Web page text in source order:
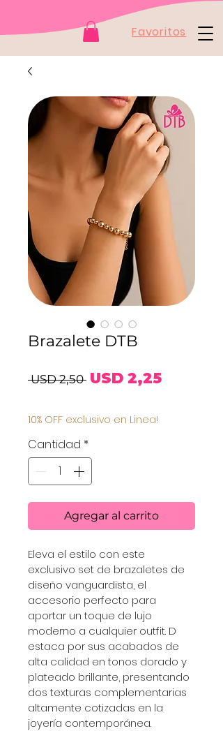
Favoritos
Brazalete DTB
USD 2,50 Precio
USD 2,25
10% OFF exclusivo en Linea!
Cantidad *
Agregar al carrito
Eleva el estilo con este
exclusivo set de brazaletes de
diseño vanguardista, el
accesorio perfecto para
aportar un toque de lujo
moderno a cualquier outfit. D
estaca por sus acabados de
alta calidad en tonos dorado y
plateado brillante, presentando
dos texturas complementarias
altamente cotizadas en la
joyería contemporánea.